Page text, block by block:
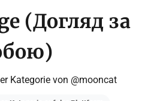
(Догляд за
Kategorie von @mooncat